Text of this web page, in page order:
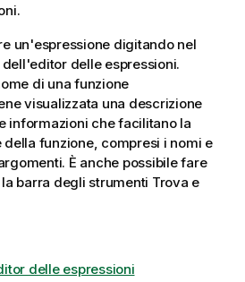
un'espressione digitando nel
delle espressioni.
di una funzione
visualizzata una descrizione
informazioni che facilitano la
funzione, compresi i nomi e
È anche possibile fare
barra degli strumenti Trova e
delle espressioni